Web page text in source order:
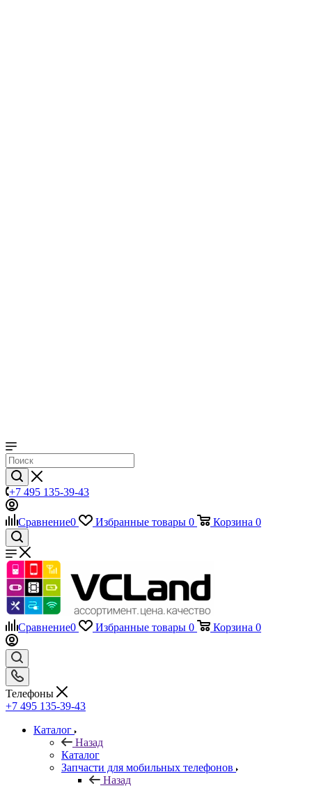
+7 495 135-39-43
Сравнение
Сравнение 0 Избранные товары 0
Телефоны
+7 495 135-39-43
Каталог
Назад
Каталог
Запчасти для мобильных телефонов
Назад
Запчасти для мобильных телефонов
Дисплеи
Аккумуляторы